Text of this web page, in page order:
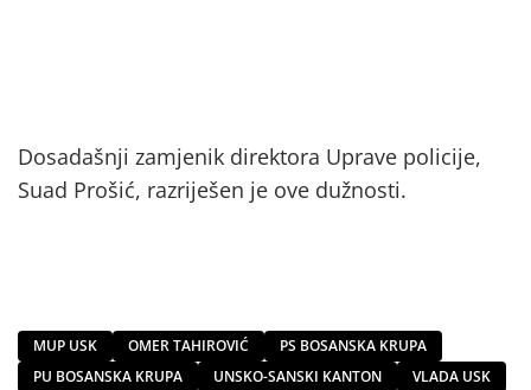
Dosadašnji zamjenik direktora Uprave policije,
Suad Prošić, razriješen je ove dužnosti.
MUP USK OMER TAHIROVIĆ
PS BOSANSKA KRUPA
PU BOSANSKA KRUPA
UNSKO-SANSKI KANTON VLADA USK